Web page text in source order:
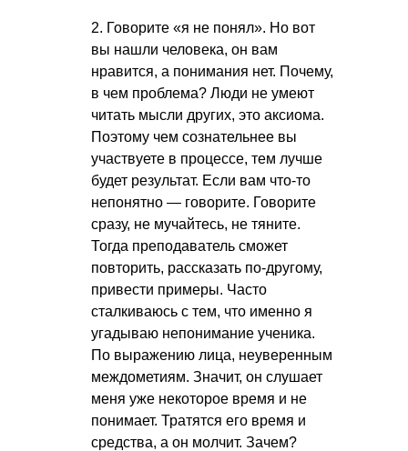
2. Говорите «я не понял». Но вот
вы нашли человека, он вам
нравится, а понимания нет. Почему,
в чем проблема? Люди не умеют
читать мысли других, это аксиома.
Поэтому чем сознательнее вы
участвуете в процессе, тем лучше
будет результат. Если вам что-то
непонятно — говорите. Говорите
сразу, не мучайтесь, не тяните.
Тогда преподаватель сможет
повторить, рассказать по-другому,
привести примеры. Часто
сталкиваюсь с тем, что именно я
угадываю непонимание ученика.
По выражению лица, неуверенным
междометиям. Значит, он слушает
меня уже некоторое время и не
понимает. Тратятся его время и
средства, а он молчит. Зачем?